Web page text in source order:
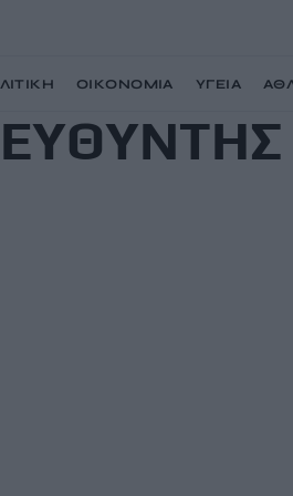
ΟΙΚΟΝΟΜΙΑ ΥΓΕΙΑ